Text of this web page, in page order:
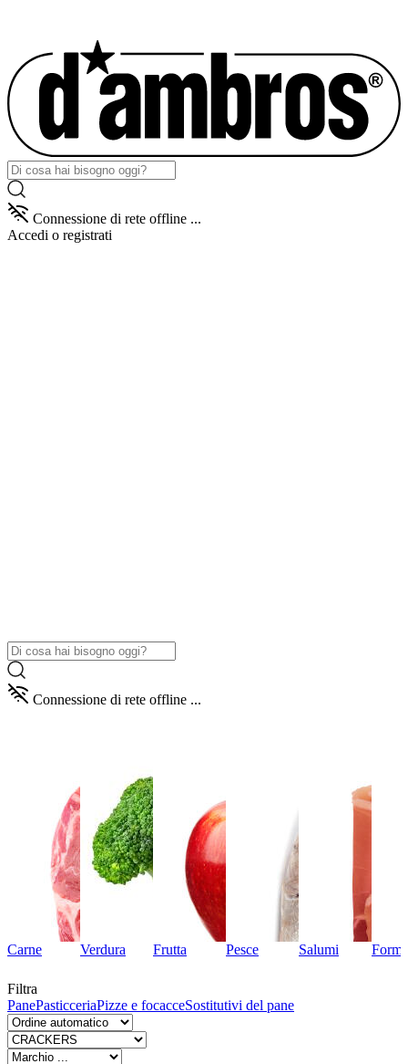
Connessione di rete offline ...
Accedi o registrati
Connessione di rete offline ...
Carne Verdura Frutta Pesce Salumi
Filtra
PanePasticceriaPizze e focacceSostitutivi del pane